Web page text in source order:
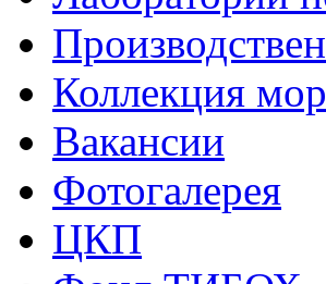
Коллекция
Вакансии
Фотогалерея
ЦКП